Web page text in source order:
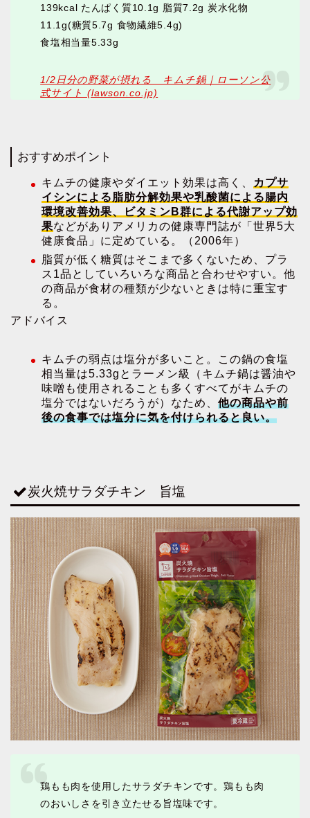
139kcal たんぱく質10.1g 脂質7.2g 炭水化物
11.1g(糖質5.7g 食物繊維5.4g)
食塩相当量5.33g
1/2日分の野菜が摂れる キムチ鍋｜ローソン公
式サイト (lawson.co.jp)
おすすめポイント
キムチの健康やダイエット効果は高く、
カプサ
イシンによる脂肪分解効果や乳酸菌による腸内
環境改善効果、ビタミンB群による代謝アップ効
果などがありアメリカの健康専門誌が「世界5大
健康食品」に定めている。（2006年）
脂質が低く糖質はそこまで多くないため、プラ
ス1品としていろいろな商品と合わせやすい。他
の商品が食材の種類が少ないときは特に重宝す
る。
アドバイス
キムチの弱点は塩分が多いこと。この鍋の食塩
相当量は5.33gとラーメン級（キムチ鍋は醤油や
味噌も使用されることも多くすべてがキムチの
塩分ではないだろうが）なため、 他の商品や前
後の食事では塩分に気を付けられると良い。
炭火焼サラダチキン 旨塩
鶏もも肉を使用したサラダチキンです。鶏もも肉
のおいしさを引き立たせる旨塩味です。